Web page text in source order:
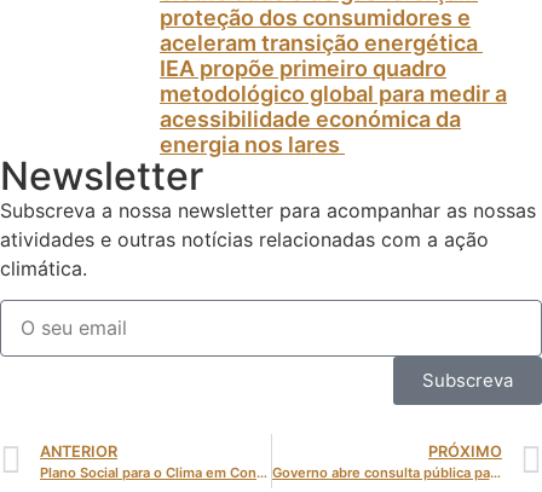
proteção dos consumidores e
aceleram transição energética
IEA propõe primeiro quadro
metodológico global para medir a
acessibilidade económica da
energia nos lares
Newsletter
Subscreva a nossa newsletter para acompanhar as nossas
atividades e outras notícias relacionadas com a ação
climática.
Subscreva
ANTERIOR
Plano Social para o Clima em Consulta Pública: garantir uma transição justa para todos
PRÓXIMO
Governo abre consulta pública para a nova estratégia de combate ao desperdício alimentar